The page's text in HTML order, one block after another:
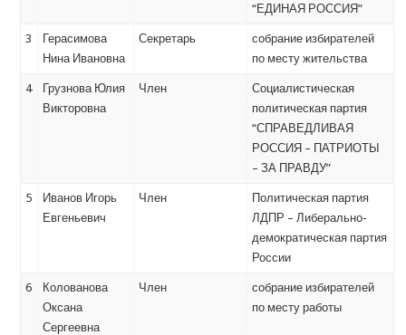
“ЕДИНАЯ РОССИЯ”
3
Герасимова
Нина Ивановна
Секретарь
собрание избирателей
по месту жительства
4
Грузнова Юлия
Викторовна
Член
Социалистическая
политическая партия
“СПРАВЕДЛИВАЯ
РОССИЯ – ПАТРИОТЫ
– ЗА ПРАВДУ”
5
Иванов Игорь
Евгеньевич
Член
Политическая партия
ЛДПР – Либерально-
демократическая партия
России
6
Колованова
Оксана
Сергеевна
Член
собрание избирателей
по месту работы